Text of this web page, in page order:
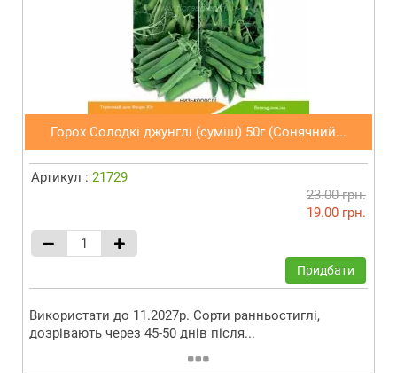
Горох Солодкі джунглі (суміш) 50г (Сонячний...
Артикул : 21729
23.00 грн.
19.00 грн.
Придбати
Використати до 11.2027р. Сорти ранньостиглі,
дозрівають через 45-50 днів після...